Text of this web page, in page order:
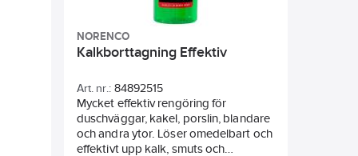
NORENCO
Kalkborttagning Effektiv
Art. nr.: 84892515
Mycket effektiv rengöring för
duschväggar, kakel, porslin, blandare
och andra ytor. Löser omedelbart och
effektivt upp kalk, smuts och